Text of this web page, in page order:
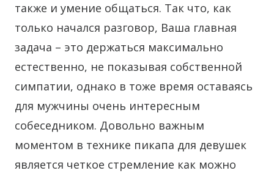
также и умение общаться. Так что, как
только начался разговор, Ваша главная
задача – это держаться максимально
естественно, не показывая собственной
симпатии, однако в тоже время оставаясь
для мужчины очень интересным
собеседником. Довольно важным
моментом в технике пикапа для девушек
является четкое стремление как можно